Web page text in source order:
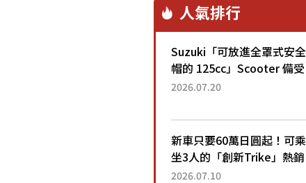
人氣排行
Suzuki「可放進全罩式安全
帽的 125cc」Scooter 備受
矚目！採用全新流線設計與
已陸續開始出口的新款
「B...
2026.07.20
新車只要60萬日圓起！可乘
坐3人的「創新Trike」熱銷
大賣成為人氣車款！「養車
2026.07.10